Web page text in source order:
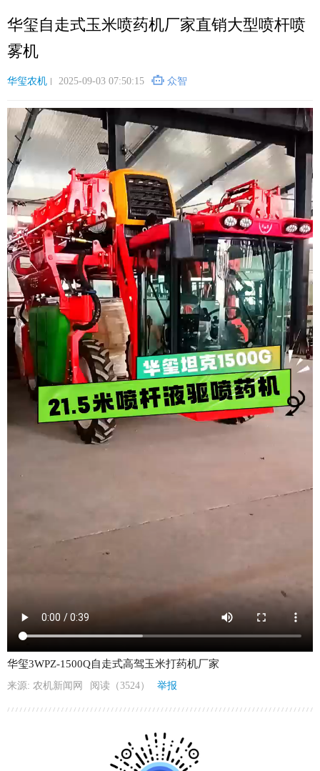
转
内
华玺自走式玉米喷药机厂家直销大型喷杆喷
雾机
华玺农机 2025-09-03 07:50:15 众智
华玺3WPZ-1500Q自走式高驾玉米打药机厂家
来源: 农机新闻网 阅读（3524） 举报